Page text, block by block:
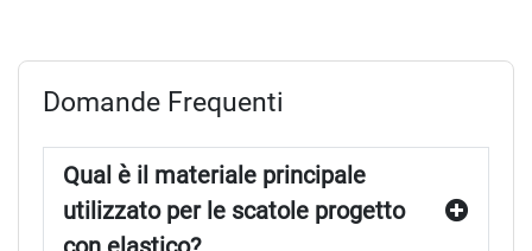
Domande Frequenti
Qual è il materiale principale
utilizzato per le scatole progetto
con elastico?